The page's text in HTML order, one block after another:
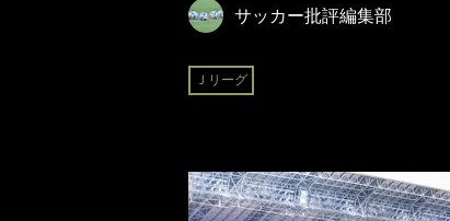
サッカー批評編集部
Ｊリーグ